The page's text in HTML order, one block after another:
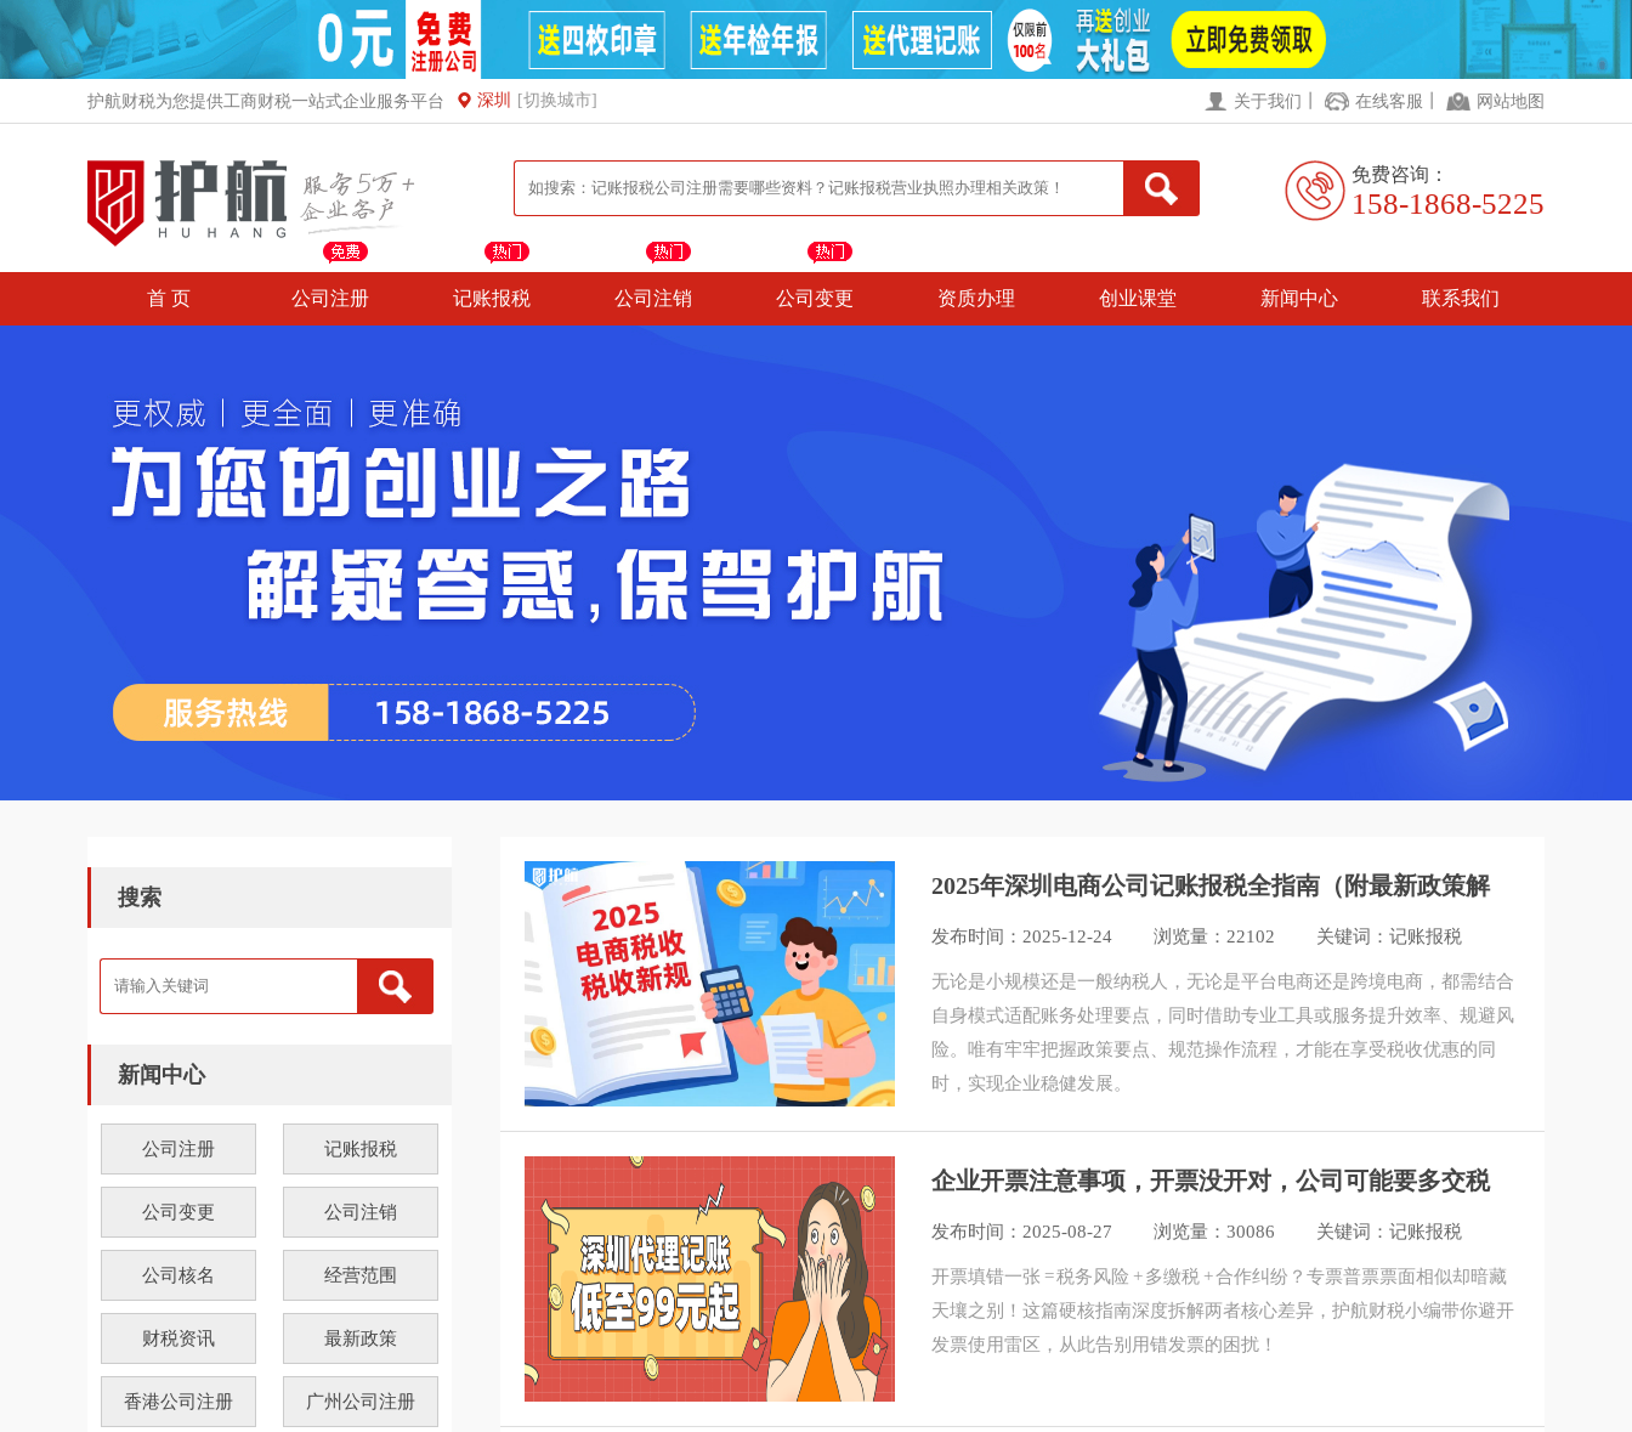
护航财税为您提供工商财税一站式企业服务平台 深圳 [切换城市] 关于我们 在线客服 网站地图
免费咨询：
158-1868-5225
首 页 公司注册 记账报税 公司注销 公司变更 资质办理 创业课堂 新闻中心 联系我们
搜索
新闻中心
公司注册 记账报税
公司变更 公司注销
公司核名 经营范围
财税资讯 最新政策
香港公司注册 广州公司注册
2025年深圳电商公司记账报税全指南（附最新政策解
读）
发布时间：2025-12-24 浏览量：22102 关键词：记账报税
无论是小规模还是一般纳税人，无论是平台电商还是跨境电商，都需结合
自身模式适配账务处理要点，同时借助专业工具或服务提升效率、规避风
险。唯有牢牢把握政策要点、规范操作流程，才能在享受税收优惠的同
时，实现企业稳健发展。
企业开票注意事项，开票没开对，公司可能要多交税
发布时间：2025-08-27 浏览量：30086 关键词：记账报税
开票填错一张 = 税务风险 + 多缴税 + 合作纠纷？专票普票票面相似却暗藏
天壤之别！这篇硬核指南深度拆解两者核心差异，护航财税小编带你避开
发票使用雷区，从此告别用错发票的困扰！